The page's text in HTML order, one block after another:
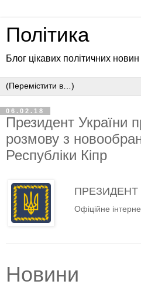
Політика
Блог цікавих політичних новин
06.02.18
Президент України
розмову з
Республіки Кіпр
ПРЕЗИДЕНТ
Офіційне
Новини